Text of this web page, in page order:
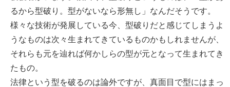
るから型破り。型がないなら形無し」なんだそうです。
様々な技術が発展している今、型破りだと感じてしまうよ
うなものは次々生まれてきているものかもしれませんが、
それらも元を辿れば何かしらの型が元となって生まれてき
たもの。
法律という型を破るのは論外ですが、真面目で型にはまっ